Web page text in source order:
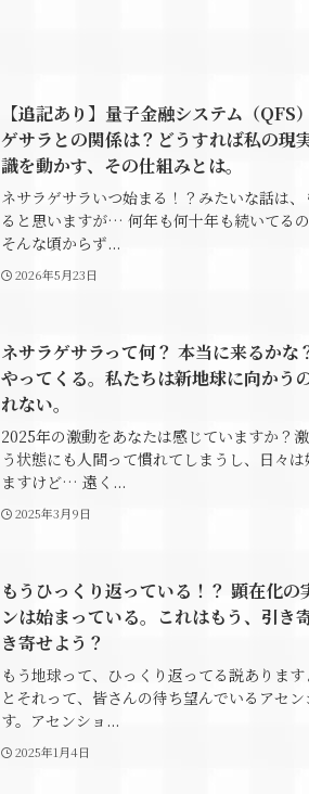
【追記あり】量子金融システム（
ゲサラとの関係は？どうすれば私の現
識を動かす、その仕組みとは。
ネサラゲサラいつ始まる！？みたいな話は
ると思いますが… 何年も何十年も続いてる
そんな頃からず...
2026年5月23日
ネサラゲサラって何？ 本当に来るか
やってくる。私たちは新地球に向かう
れない。
2025年の激動をあなたは感じていますか？
う状態にも人間って慣れてしまうし、日々
ますけど… 遠く...
2025年3月9日
もうひっくり返っている！？ 顕在化
ンは始まっている。これはもう、引き
き寄せよう？
もう地球って、ひっくり返ってる説ありま
とそれって、皆さんの待ち望んでいるアセ
す。アセンショ...
2025年1月4日